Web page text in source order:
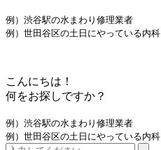
例）渋谷駅の水まわり修理業者
例）世田谷区の土日にやっている内科
こんにちは！
何をお探しですか？
例）渋谷駅の水まわり修理業者
例）世田谷区の土日にやっている内科